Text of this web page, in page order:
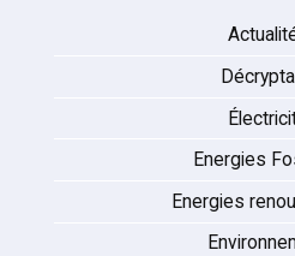
Energies
Energies